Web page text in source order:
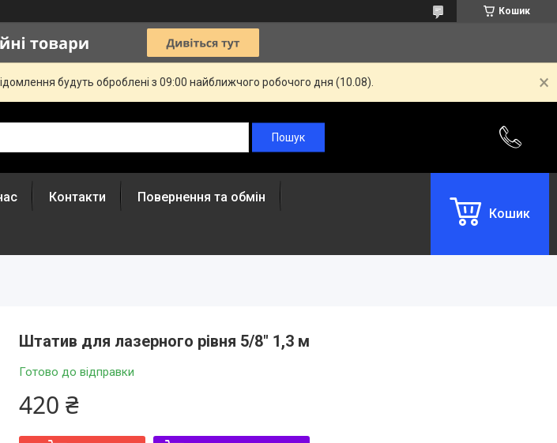
Кошик
будуть оброблені з 09:00 найближчого робочого дня (10.08).
Контакти Повернення та обмін
Кошик
Штатив для лазерного рівня 5/8" 1,3 м
Готово до відправки
420 ₴